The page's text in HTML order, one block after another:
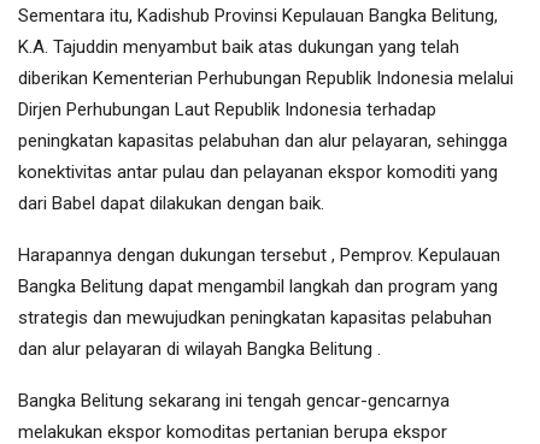
Sementara itu, Kadishub Provinsi Kepulauan Bangka Belitung,
K.A. Tajuddin menyambut baik atas dukungan yang telah
diberikan Kementerian Perhubungan Republik Indonesia melalui
Dirjen Perhubungan Laut Republik Indonesia terhadap
peningkatan kapasitas pelabuhan dan alur pelayaran, sehingga
konektivitas antar pulau dan pelayanan ekspor komoditi yang
dari Babel dapat dilakukan dengan baik.
Harapannya dengan dukungan tersebut , Pemprov. Kepulauan
Bangka Belitung dapat mengambil langkah dan program yang
strategis dan mewujudkan peningkatan kapasitas pelabuhan
dan alur pelayaran di wilayah Bangka Belitung .
Bangka Belitung sekarang ini tengah gencar-gencarnya
melakukan ekspor komoditas pertanian berupa ekspor